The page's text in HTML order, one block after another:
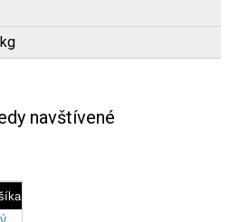
navštívené